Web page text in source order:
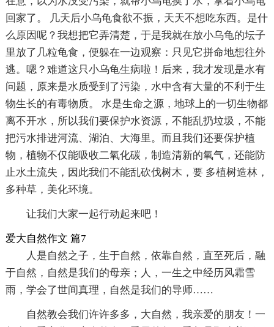
回家了。 几天后小乌龟食欲不振，天天不想吃东西。是什
么原因呢？我想把它弄清楚，于是我就在放小乌龟的坛子
里放了几粒龟食，便躲在一边观察：只见它拼命地想往外
逃。嗯？难道这只小乌龟生病啦！后来，我才发现是水有
问题，原来是水质受到了污染，水中含有大量的不利于生
物生长的有毒物质。 水是生命之源，地球上的一切生物都
离不开水，所以我们要保护水资源，不能乱扔垃圾，不能
把污水排进河流、湖泊、大海里。而且我们还要保护植
物，植物不仅能吸收二氧化碳，制造清新的氧气，还能防
止水土流失，因此我们不能乱砍伐树木，要 多植树造林，
多种草，美化环境。
让我们大家一起行动起来吧！
爱大自然作文 篇7
人是自然之子，生于自然，依靠自然，直至死后，融
于自然，自然是我们的母亲；人，一生之中经历风霜雪
雨，学会了世间真理，自然是我们的导师……
自然教会我们许许多多，大自然，我亲爱的朋友！一